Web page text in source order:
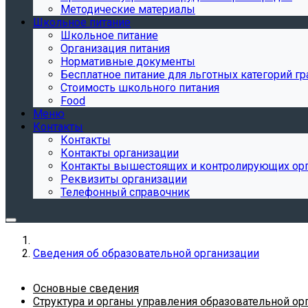
Методические материалы
Школьное питание
Школьное питание
Организация питания
Нормативные документы
Бесплатное питание для льготных категорий
Стоимость школьного питания
Food
Меню
Контакты
Контакты
Контакты организации
Контакты вышестоящих и контролирующих
Реквизиты организации
Телефонный справочник
Сведения об образовательной организации
Основные сведения
Структура и органы управления образовательной